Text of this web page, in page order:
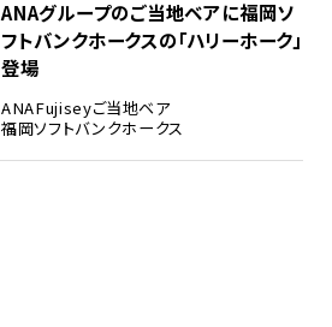
ANAグループのご当地ベアに福岡ソ
フトバンクホークスの「ハリーホーク」
登場
ANAFujiseyご当地ベア
福岡ソフトバンクホークス